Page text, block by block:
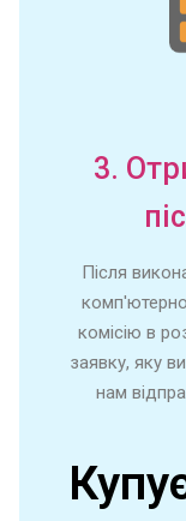
3.
Після
комісію в
заявку, яку
нам